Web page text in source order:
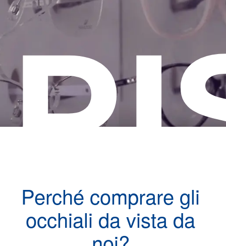
Perché comprare gli
occhiali da vista da